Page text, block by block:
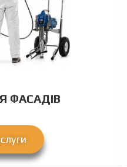
ФАСАДІВ